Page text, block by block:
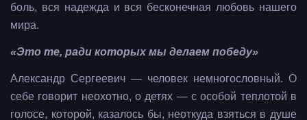
боль, вся надежда и вся бесконечная любовь нашего
мира.
«Это те, ради которых мы делаем победу»
Александр Сергеевич — человек немногословный. О
себе говорит неохотно, о детях — с особой теплотой в
голосе, которой, казалось бы, неоткуда взяться в душе